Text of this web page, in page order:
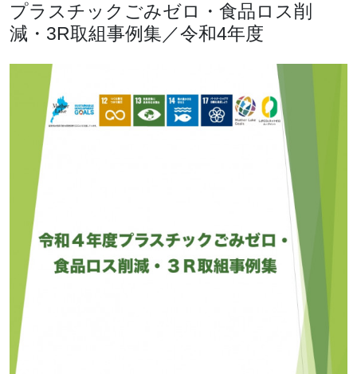
プラスチックごみゼロ・食品ロス削
減・3R取組事例集／令和4年度